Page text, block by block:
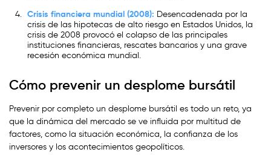
Crisis financiera mundial (2008): Desencadenada por la
crisis de las hipotecas de alto riesgo en Estados Unidos, la
crisis de 2008 provocó el colapso de las principales
instituciones financieras, rescates bancarios y una grave
recesión económica mundial.
Cómo prevenir un desplome bursátil
Prevenir por completo un desplome bursátil es todo un reto, ya
que la dinámica del mercado se ve influida por multitud de
factores, como la situación económica, la confianza de los
inversores y los acontecimientos geopolíticos.